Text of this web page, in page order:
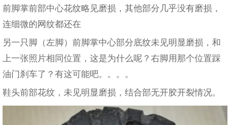
前脚掌前部中心花纹略见磨损，其他部分几乎没有磨损，
连细微的网纹都还在
另一只脚（左脚）前脚掌中心部分底纹未见明显磨损，和
上一张照片相同位置，这是为什么呢？右脚用那个位置踩
油门刹车了？有这可能吧。。。。
鞋头前部花纹，未见明显磨损，结合部无开胶开裂情况。